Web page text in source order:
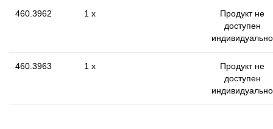
460.3962 1 x
Продукт не
доступен
индивидуально
460.3963 1 x
Продукт не
доступен
индивидуально